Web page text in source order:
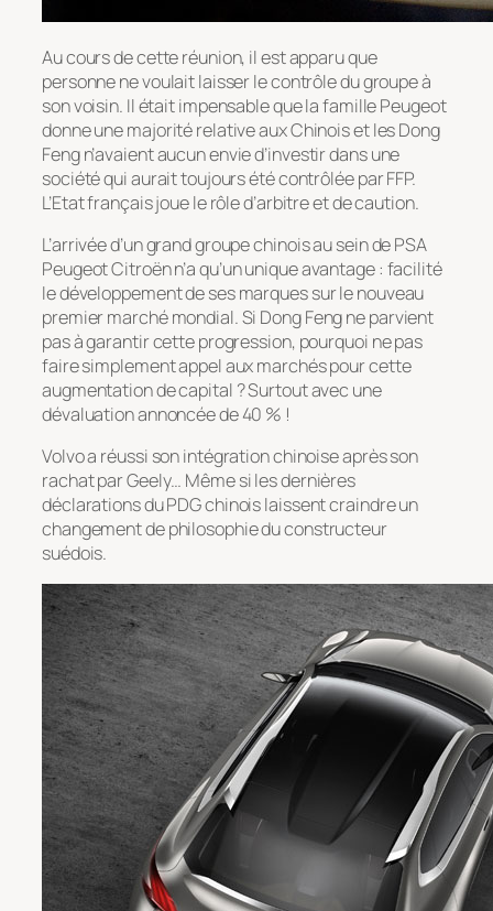
Au cours de cette réunion, il est apparu que
personne ne voulait laisser le contrôle du groupe à
son voisin. Il était impensable que la famille Peugeot
donne une majorité relative aux Chinois et les Dong
Feng n’avaient aucun envie d’investir dans une
société qui aurait toujours été contrôlée par FFP.
L’Etat français joue le rôle d’arbitre et de caution.
L’arrivée d’un grand groupe chinois au sein de PSA
Peugeot Citroën n’a qu’un unique avantage : facilité
le développement de ses marques sur le nouveau
premier marché mondial. Si Dong Feng ne parvient
pas à garantir cette progression, pourquoi ne pas
faire simplement appel aux marchés pour cette
augmentation de capital ? Surtout avec une
dévaluation annoncée de 40 % !
Volvo a réussi son intégration chinoise après son
rachat par Geely… Même si les dernières
déclarations du PDG chinois laissent craindre un
changement de philosophie du constructeur
suédois.